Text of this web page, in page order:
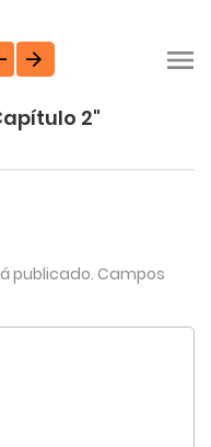
2"
publicado. Campos